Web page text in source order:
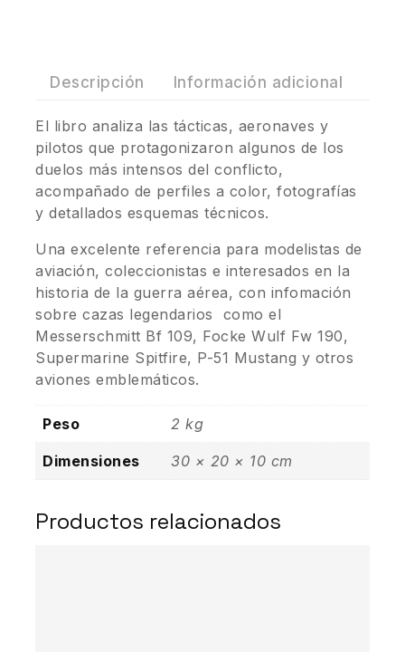
Descripción Información adicional
El libro analiza las tácticas, aeronaves y
pilotos que protagonizaron algunos de los
duelos más intensos del conflicto,
acompañado de perfiles a color, fotografías
y detallados esquemas técnicos.
Una excelente referencia para modelistas de
aviación, coleccionistas e interesados en la
historia de la guerra aérea, con infomación
sobre cazas legendarios como el
Messerschmitt Bf 109, Focke Wulf Fw 190,
Supermarine Spitfire, P-51 Mustang y otros
aviones emblemáticos.
Peso 2 kg
Dimensiones 30 × 20 × 10 cm
Productos relacionados